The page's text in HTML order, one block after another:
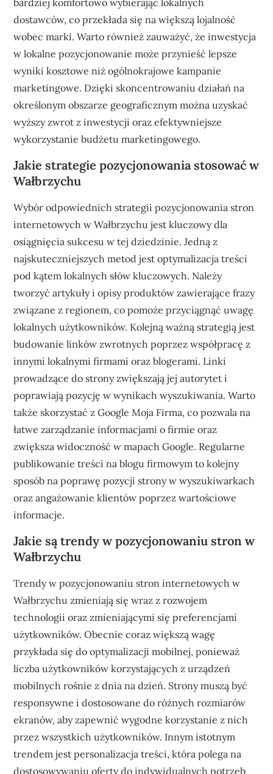
bardziej komfortowo wybierając lokalnych
dostawców, co przekłada się na większą lojalność
wobec marki. Warto również zauważyć, że inwestycja
w lokalne pozycjonowanie może przynieść lepsze
wyniki kosztowe niż ogólnokrajowe kampanie
marketingowe. Dzięki skoncentrowaniu działań na
określonym obszarze geograficznym można uzyskać
wyższy zwrot z inwestycji oraz efektywniejsze
wykorzystanie budżetu marketingowego.
Jakie strategie pozycjonowania stosować w
Wałbrzychu
Wybór odpowiednich strategii pozycjonowania stron
internetowych w Wałbrzychu jest kluczowy dla
osiągnięcia sukcesu w tej dziedzinie. Jedną z
najskuteczniejszych metod jest optymalizacja treści
pod kątem lokalnych słów kluczowych. Należy
tworzyć artykuły i opisy produktów zawierające frazy
związane z regionem, co pomoże przyciągnąć uwagę
lokalnych użytkowników. Kolejną ważną strategią jest
budowanie linków zwrotnych poprzez współpracę z
innymi lokalnymi firmami oraz blogerami. Linki
prowadzące do strony zwiększają jej autorytet i
poprawiają pozycję w wynikach wyszukiwania. Warto
także skorzystać z Google Moja Firma, co pozwala na
łatwe zarządzanie informacjami o firmie oraz
zwiększa widoczność w mapach Google. Regularne
publikowanie treści na blogu firmowym to kolejny
sposób na poprawę pozycji strony w wyszukiwarkach
oraz angażowanie klientów poprzez wartościowe
informacje.
Jakie są trendy w pozycjonowaniu stron w
Wałbrzychu
Trendy w pozycjonowaniu stron internetowych w
Wałbrzychu zmieniają się wraz z rozwojem
technologii oraz zmieniającymi się preferencjami
użytkowników. Obecnie coraz większą wagę
przykłada się do optymalizacji mobilnej, ponieważ
liczba użytkowników korzystających z urządzeń
mobilnych rośnie z dnia na dzień. Strony muszą być
responsywne i dostosowane do różnych rozmiarów
ekranów, aby zapewnić wygodne korzystanie z nich
przez wszystkich użytkowników. Innym istotnym
trendem jest personalizacja treści, która polega na
dostosowywaniu oferty do indywidualnych potrzeb